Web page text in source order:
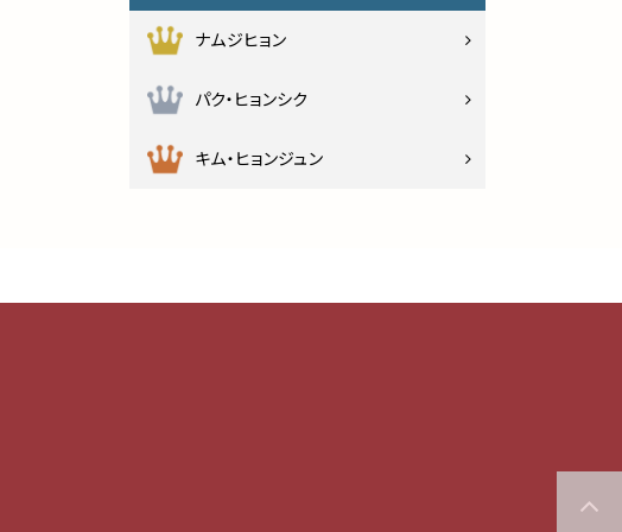
ナムジヒョン
パク・ヒョンシク
キム・ヒョンジュン